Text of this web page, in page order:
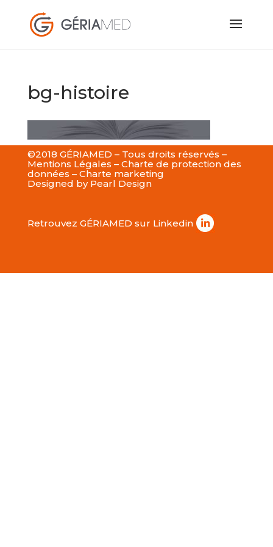
bg-histoire
©2018 GÉRIAMED – Tous droits réservés –
Mentions Légales – Charte de protection des
données – Charte marketing
Designed by Pearl Design
Retrouvez GÉRIAMED sur Linkedin